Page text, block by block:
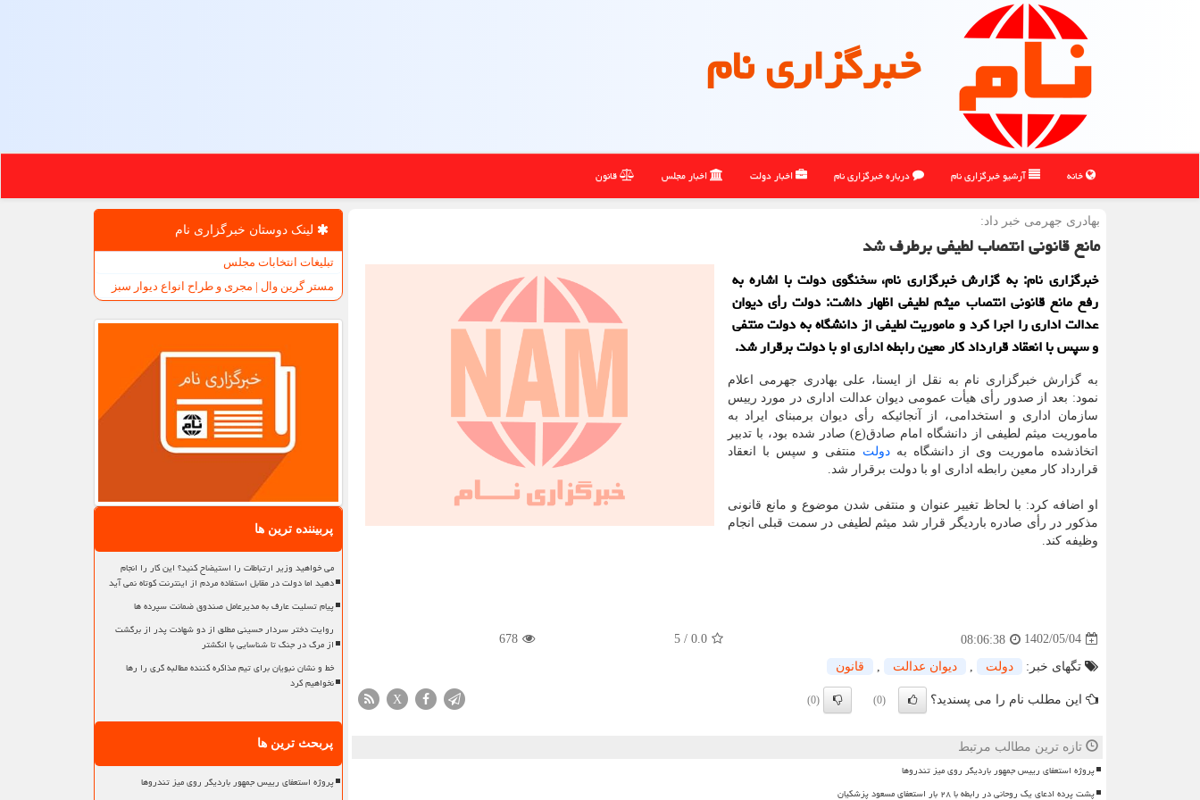
خبرگزاری نام
خانه آرشیو خبرگزاری نام درباره خبرگزاری نام اخبار دولت اخبار مجلس قانون
بهادری جهرمی خبر داد:
مانع قانونی انتصاب لطیفی برطرف شد
خبرگزاری نام: به گزارش خبرگزاری نام، سخنگوی دولت با اشاره به
رفع مانع قانونی انتصاب میثم لطیفی اظهار داشت: دولت رأی دیوان
عدالت اداری را اجرا کرد و ماموریت لطیفی از دانشگاه به دولت منتفی
و سپس با انعقاد قرارداد کار معین رابطه اداری او با دولت برقرار شد.
به گزارش خبرگزاری نام به نقل از ایسنا، علی بهادری جهرمی اعلام
نمود: بعد از صدور رأی هیأت عمومی دیوان عدالت اداری در مورد رییس
سازمان اداری و استخدامی، از آنجائیکه رأی دیوان برمبنای ایراد به
ماموریت میثم لطیفی از دانشگاه امام صادق(ع) صادر شده بود، با تدبیر
اتخاذشده ماموریت وی از دانشگاه بهدولت منتفی و سپس با انعقاد
قرارداد کار معین رابطه اداری او با دولت برقرار شد.
او اضافه کرد: با لحاظ تغییر عنوان و منتفی شدن موضوع و مانع قانونی
مذکور در رأی صادره باردیگر قرار شد میثم لطیفی در سمت قبلی انجام
وظیفه کند.
1402/05/04
08:06:38
0.0
/
5
678
تگهای خبر: دولت دیوان عدالت قانون
این مطلب نام را می پسندید؟ (0)
(0)
X
تازه ترین مطالب مرتبط
پروژه استعفای رییس جمهور باردیگر روی میز تندروها
پشت پرده ادعای یک روحانی در رابطه با ۲۸ بار استعفای مسعود پزشکیان
لینک دوستان خبرگزاری نام
تبلیغات انتخابات مجلس
مستر گرین وال | مجری و طراح انواع دیوار سبز
پربیننده ترین ها
می خواهید وزیر ارتباطات را استیضاح کنید؟ این کار را انجام
دهید اما دولت در مقابل استفاده مردم از اینترنت کوتاه نمی آید
پیام تسلیت عارف به مدیرعامل صندوق ضمانت سپرده ها
روایت دختر سردار حسینی مطلق از دو شهادت پدر از برگشت
از مرگ در جنگ تا شناسایی با انگشتر
خط و نشان نبویان برای تیم مذاکره کننده مطالبه گری را رها
نخواهیم کرد
پربحث ترین ها
پروژه استعفای رییس جمهور باردیگر روی میز تندروها